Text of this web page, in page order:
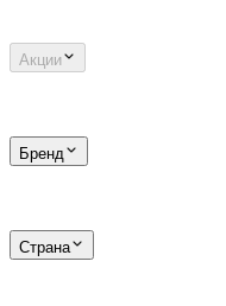
Акции
Бренд
Страна